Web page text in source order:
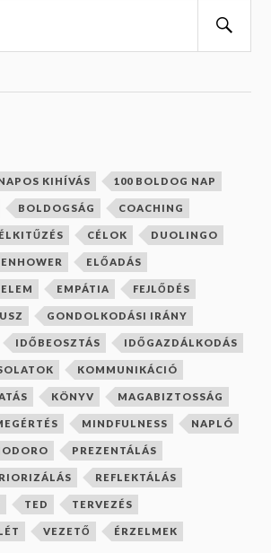
KIHÍVÁS 100 BOLDOG NAP
BOLDOGSÁG COACHING
CÉLOK DUOLINGO
ELŐADÁS
EMPÁTIA FEJLŐDÉS
GONDOLKODÁSI IRÁNY
IDŐBEOSZTÁS IDŐGAZDÁLKODÁS
KOMMUNIKÁCIÓ
KÖNYV MAGABIZTOSSÁG
MINDFULNESS NAPLÓ
PREZENTÁLÁS
REFLEKTÁLÁS
TED TERVEZÉS
VEZETŐ ÉRZELMEK